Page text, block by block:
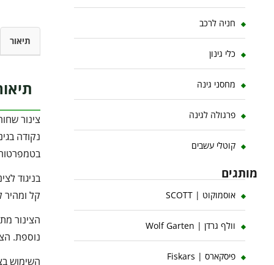
תיאור
קל ומהיר
הצינור
נוספת.
חניה לרכב
כלי גינון
מחסני גינה
פרגולה לגינה
קוטלי עשבים
מותגים
אוסמוקוט | SCOTT
וולף גרדן | Wolf Garten
פיסקארס | Fiskars